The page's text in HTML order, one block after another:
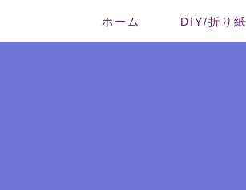
ホーム DIY/折り紙